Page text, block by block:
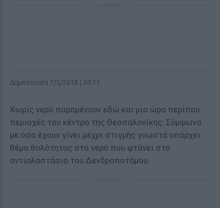
Δημοσίευση 7/5/2018 | 20:15
Χωρίς νερό παραμένουν εδώ και μια ώρα περίπου
περιοχές του κέντρο της Θεσσαλονίκης. Σύμφωνα
με όσα έχουν γίνει μέχρι στιγμής γνωστά υπάρχει
θέμα θολότητας στο νερό που φτάνει στο
αντιολαστάσιο του Δενδροποτάμου.